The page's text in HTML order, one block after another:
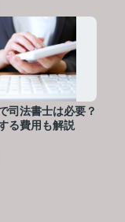
司法書士は必要？
る費用も解説